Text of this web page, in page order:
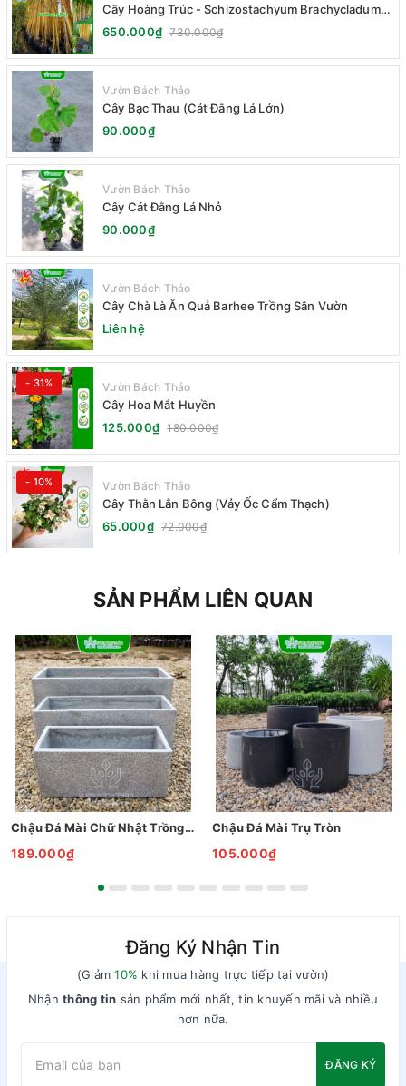
Cây Hoàng Trúc - Schizostachyum Brachycladum
Yello
650.000₫ 730.000₫
Vườn Bách Thảo
Cây Bạc Thau (Cát Đằng Lá Lớn)
90.000₫
Vườn Bách Thảo
Cây Cát Đằng Lá Nhỏ
90.000₫
Vườn Bách Thảo
Cây Chà Là Ăn Quả Barhee Trồng Sân Vườn
Liên hệ
- 31% Vườn Bách Thảo
Cây Hoa Mắt Huyền
125.000₫ 180.000₫
- 10% Vườn Bách Thảo
Cây Thằn Lằn Bông (Vảy Ốc Cẩm Thạch)
65.000₫ 72.000₫
SẢN PHẨM LIÊN QUAN
Chậu Đá Mài Chữ Nhật Trồng Cây
189.000₫
Chậu Đá Mài Trụ Tròn
105.000₫
Đăng Ký Nhận Tin
(Giảm10% khi mua hàng trực tiếp tại vườn)
Nhậnthông tin sản phẩm mới nhất, tin khuyến mãi và nhiều
hơn nữa.
ĐĂNG KÝ